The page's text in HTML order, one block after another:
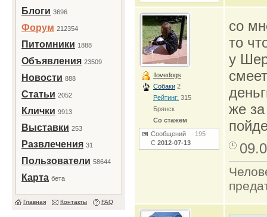
Блоги 3696
Форум 212354
Питомники 1888
Объявления 23509
Новости 888
Статьи 2052
Клички 9913
Выставки 253
Развлечения 31
Пользователи 58644
Карта бета
Главная Контакты FAQ
Ilovedogs
Собаки 2
Рейтинг: 315
Брянск
Со стажем
Сообщений 195
С 2012-07-13
со
то
у
же за